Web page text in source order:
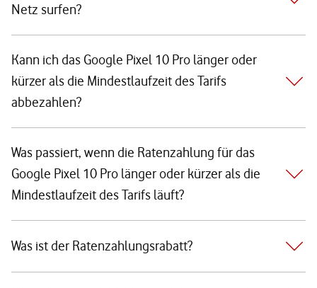
Netz surfen?
Kann ich das Google Pixel 10 Pro länger oder
kürzer als die Mindestlaufzeit des Tarifs
abbezahlen?
Was passiert, wenn die Ratenzahlung für das
Google Pixel 10 Pro länger oder kürzer als die
Mindestlaufzeit des Tarifs läuft?
Was ist der Ratenzahlungsrabatt?